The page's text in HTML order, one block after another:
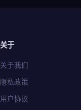
关于
关于我们
隐私政策
用户协议